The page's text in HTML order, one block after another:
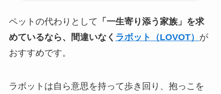
ペットの代わりとして 「一生寄り添う家族」を求
めているなら、間違いなく ラボット（LOVOT） が
おすすめです。
ラボットは自ら意思を持って歩き回り、抱っこを